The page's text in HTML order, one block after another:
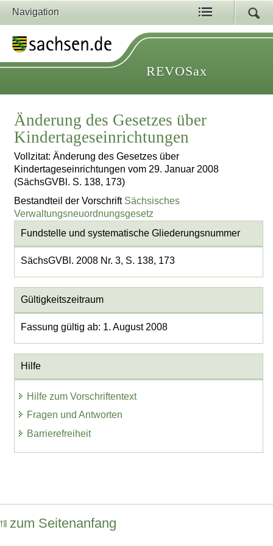
Navigation
REVOSax
Änderung des Gesetzes über
Kindertageseinrichtungen
Vollzitat: Änderung des Gesetzes über
Kindertageseinrichtungen vom 29. Januar 2008
(SächsGVBl. S. 138, 173)
Bestandteil der Vorschrift Sächsisches
Verwaltungsneuordnungsgesetz
Fundstelle und systematische Gliederungsnummer
SächsGVBl. 2008 Nr. 3, S. 138, 173
Gültigkeitszeitraum
Fassung gültig ab: 1. August 2008
Hilfe
Hilfe zum Vorschriftentext
Fragen und Antworten
Barrierefreiheit
zum Seitenanfang